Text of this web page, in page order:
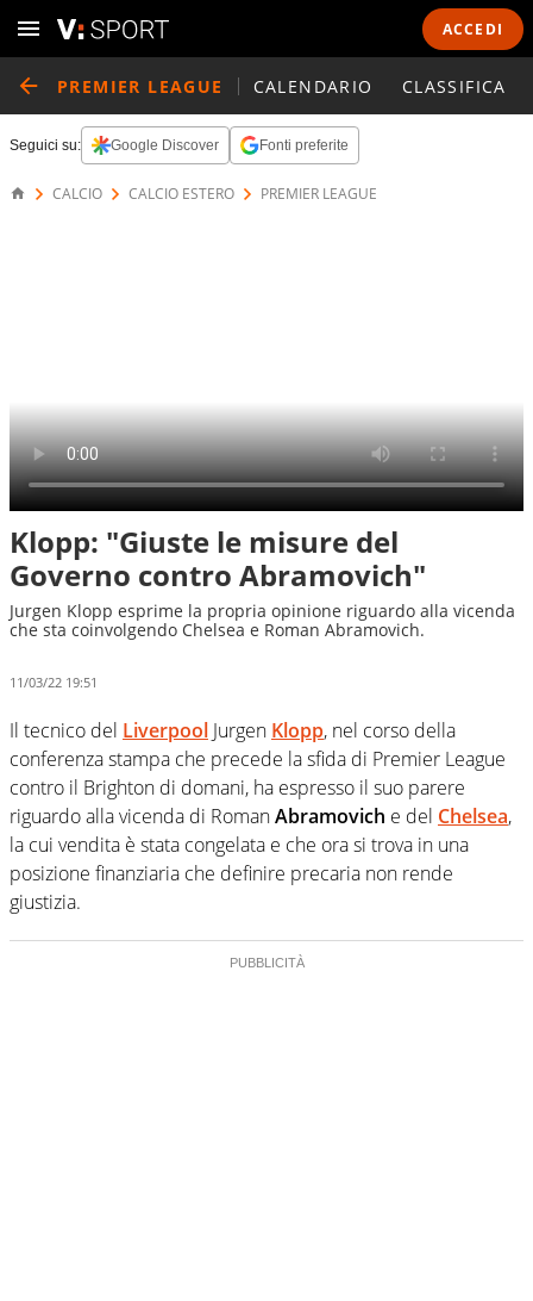
ACCEDI
PREMIER LEAGUE CALENDARIO CLASSIFICA
Seguici su: Google Discover Fonti preferite
CALCIO CALCIO ESTERO PREMIER LEAGUE
Klopp: "Giuste le misure del
Governo contro Abramovich"
Jurgen Klopp esprime la propria opinione riguardo alla vicenda
che sta coinvolgendo Chelsea e Roman Abramovich.
11/03/22 19:51
Il tecnico del Liverpool Jurgen Klopp, nel corso della
conferenza stampa che precede la sfida di Premier League
contro il Brighton di domani, ha espresso il suo parere
riguardo alla vicenda di RomanAbramovich e del Chelsea,
la cui vendita è stata congelata e che ora si trova in una
posizione finanziaria che definire precaria non rende
giustizia.